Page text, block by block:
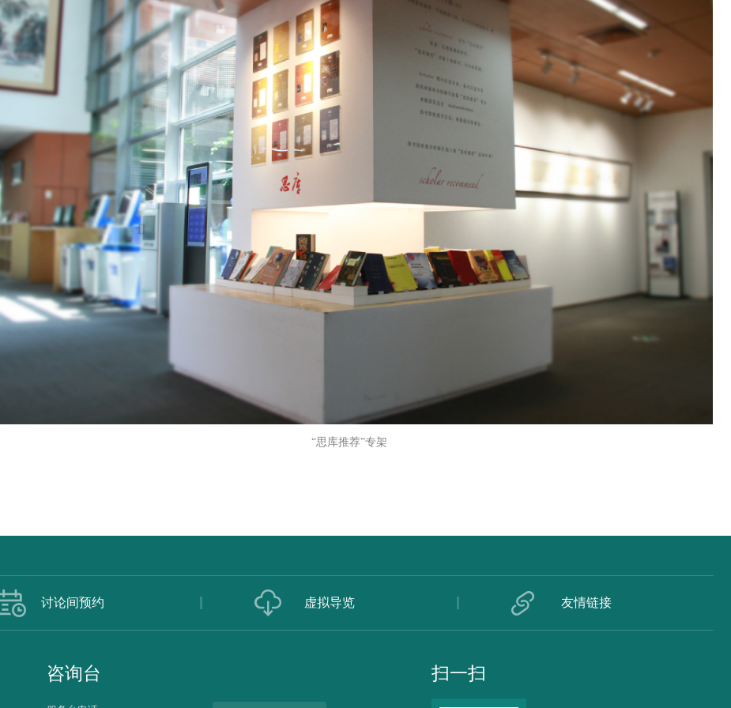
“思库推荐”专架
讨论间预约 虚拟导览 友情链接
咨询台 扫一扫